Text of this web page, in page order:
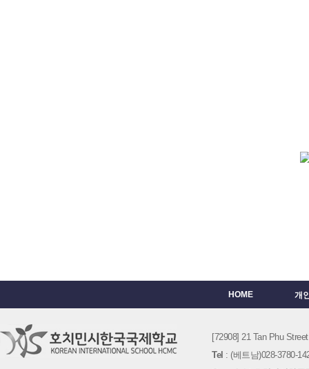
HOME 개
[72908] 21 Tan Phu
Tel : (베트남)028-3780-